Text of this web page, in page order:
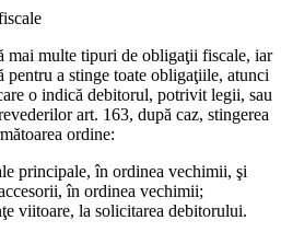
mai multe tipuri de obligaţii fiscale, iar
pentru a stinge toate obligaţiile, atunci
o indică debitorul, potrivit legii, sau
art. 163, după caz, stingerea
ordine:
principale, în ordinea vechimii, şi
în ordinea vechimii;
viitoare, la solicitarea debitorului.